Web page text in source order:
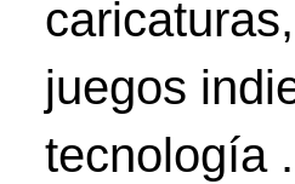
juegos
tecnología